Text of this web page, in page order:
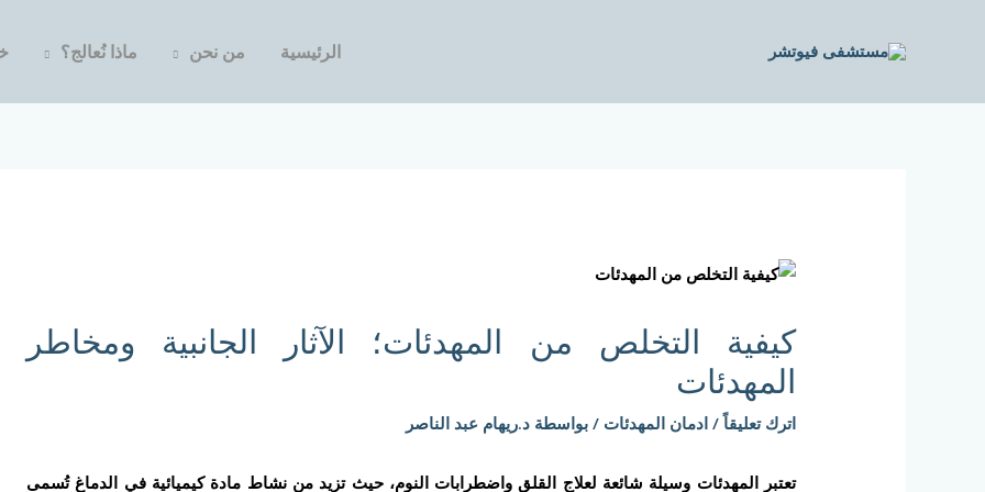
الرئيسية من نحن ماذا نُعالج؟
كيفية التخلص من المهدئات؛ الآثار الجانبية ومخاطر
المهدئات
اترك تعليقاً /ادمان المهدئات / بواسطة د.ريهام عبد الناصر
تعتبر المهدئات وسيلة شائعة لعلاج القلق واضطرابات النوم، حيث تزيد من نشاط مادة كيميائية في الدماغ تُسمى